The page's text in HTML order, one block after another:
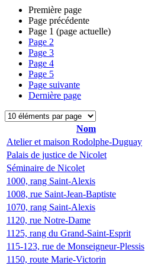
Première page
Page précédente
Page 1 (page actuelle)
Page 2
Page 3
Page 4
Page 5
Page suivante
Dernière page
Nom
Atelier et maison Rodolphe-Duguay
Palais de justice de Nicolet
Séminaire de Nicolet
1000, rang Saint-Alexis
1008, rue Saint-Jean-Baptiste
1070, rang Saint-Alexis
1120, rue Notre-Dame
1125, rang du Grand-Saint-Esprit
115-123, rue de Monseigneur-Plessis
1150, route Marie-Victorin